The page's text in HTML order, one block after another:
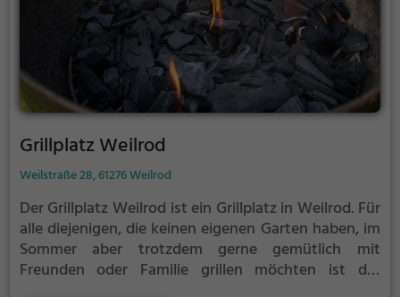
Grillplatz Weilrod
Weilstraße 28, 61276 Weilrod
Der Grillplatz Weilrod ist ein Grillplatz in Weilrod. Für
alle diejenigen, die keinen eigenen Garten haben, im
Sommer aber trotzdem gerne gemütlich mit
Freunden oder Familie grillen möchten ist der